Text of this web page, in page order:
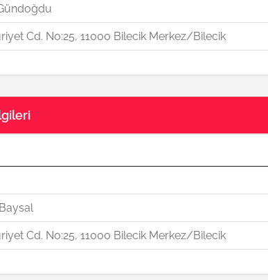
Cd. No:25, 11000 Bilecik Merkez/Bilecik
Cd. No:25, 11000 Bilecik Merkez/Bilecik